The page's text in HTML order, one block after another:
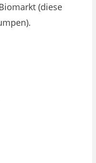
(diese